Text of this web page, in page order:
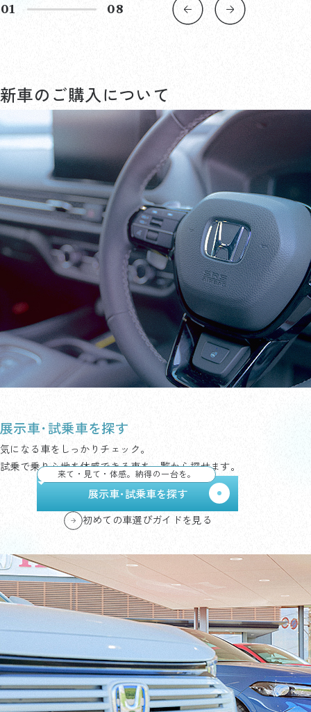
02 08
新車のご購入について
展示車･試乗車を探す
気になる車をしっかりチェック。
試乗で乗り心地を体感できる車を一覧から探せます。
来て・見て・体感。納得の一台を。
展示車･試乗車を探す
初めての車選びガイドを見る